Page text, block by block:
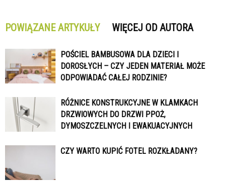
POWIĄZANE ARTYKUŁY WIĘCEJ OD AUTORA
POŚCIEL BAMBUSOWA DLA DZIECI I
DOROSŁYCH – CZY JEDEN MATERIAŁ MOŻE
ODPOWIADAĆ CAŁEJ RODZINIE?
RÓŻNICE KONSTRUKCYJNE W KLAMKACH
DRZWIOWYCH DO DRZWI PPOŻ,
DYMOSZCZELNYCH I EWAKUACYJNYCH
CZY WARTO KUPIĆ FOTEL ROZKŁADANY?